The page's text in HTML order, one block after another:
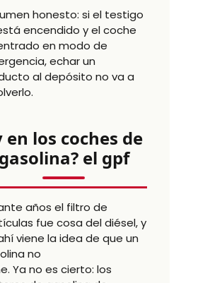
honesto: si el testigo
encendido y el coche
en modo de
echar un
al depósito no va a
en los coches de
gasolina? el gpf
años el filtro de
fue cosa del diésel, y
viene la idea de que un
no
Ya no es cierto: los